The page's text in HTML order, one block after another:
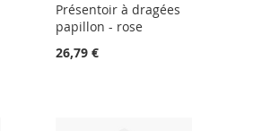
Présentoir à dragées
papillon - rose
26,79 €